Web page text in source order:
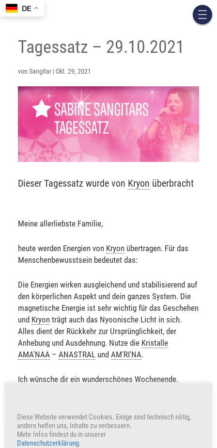
Tagessatz – 29.10.2021
vonSangitar | Okt. 29, 2021
Dieser Tagessatz wurde von Kryon überbracht
Meine allerliebste Familie,
heute werden Energien von Kryon übertragen. Für das
Menschenbewusstsein bedeutet das:
Die Energien wirken ausgleichend und stabilisierend auf
den körperlichen Aspekt und dein ganzes System. Die
magnetische Energie ist sehr wichtig für das Geschehen
und Kryon trägt auch das Nyoonische Licht in sich.
Alles dient der Rückkehr zur Ursprünglichkeit, der
Anhebung und Ausdehnung. Nutze die Kristalle
AMA'NAA –ANASTRAL undAM'RI'NA.
Ich wünsche dir ein wunderschönes Wochenende.
+249 Herzen freuen auch uns
Diese Website verwendet Cookies. Einige sind technisch nötig,
andere helfen uns, Inhalte zu verbessern.
Mehr Infos findest du in unserer
Datenschutzerklärung.
DE